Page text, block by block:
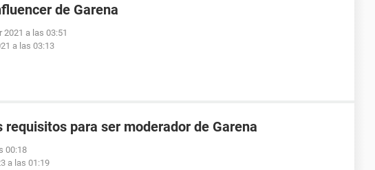
de Garena
2021 a las 03:51
a las 03:13
requisitos para ser moderador de Garena
00:18
a las 01:19